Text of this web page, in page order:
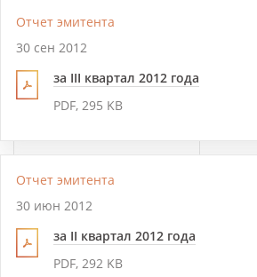
Отчет эмитента
30 сен 2012
за III квартал 2012 года
PDF, 295 KB
Отчет эмитента
30 июн 2012
за II квартал 2012 года
PDF, 292 KB